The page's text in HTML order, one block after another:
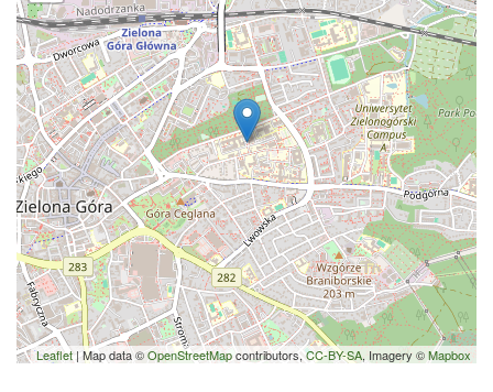
Leaflet| Map data ©OpenStreetMapcontributors,CC-BY-SA, Imagery ©Mapbox